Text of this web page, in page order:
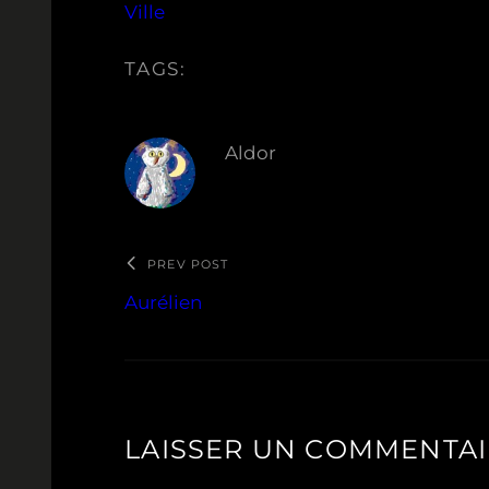
Ville
TAGS:
Aldor
PREV POST
Aurélien
LAISSER UN